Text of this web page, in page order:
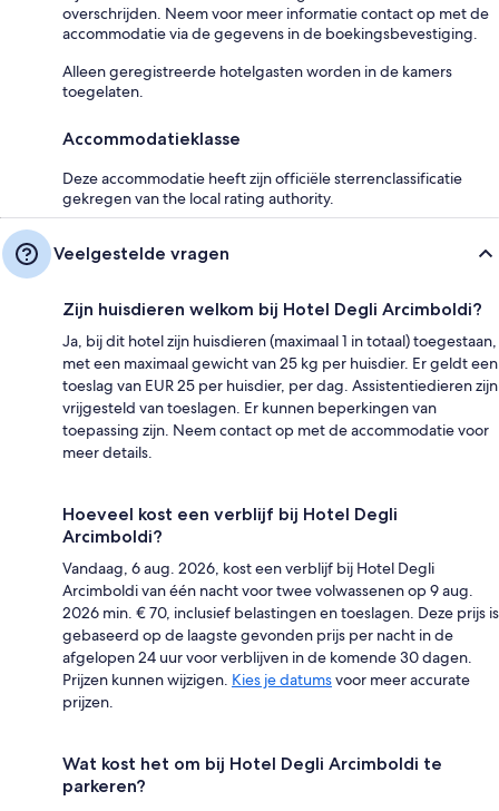
overschrijden. Neem voor meer informatie contact op met de
accommodatie via de gegevens in de boekingsbevestiging.
Alleen geregistreerde hotelgasten worden in de kamers
toegelaten.
Accommodatieklasse
Deze accommodatie heeft zijn officiële sterrenclassificatie
gekregen van the local rating authority.
Veelgestelde vragen
Zijn huisdieren welkom bij Hotel Degli Arcimboldi?
Ja, bij dit hotel zijn huisdieren (maximaal 1 in totaal) toegestaan,
met een maximaal gewicht van 25 kg per huisdier. Er geldt een
toeslag van EUR 25 per huisdier, per dag. Assistentiedieren zijn
vrijgesteld van toeslagen. Er kunnen beperkingen van
toepassing zijn. Neem contact op met de accommodatie voor
meer details.
Hoeveel kost een verblijf bij Hotel Degli
Arcimboldi?
Vandaag, 6 aug. 2026, kost een verblijf bij Hotel Degli
Arcimboldi van één nacht voor twee volwassenen op 9 aug.
2026 min. € 70, inclusief belastingen en toeslagen. Deze prijs is
gebaseerd op de laagste gevonden prijs per nacht in de
afgelopen 24 uur voor verblijven in de komende 30 dagen.
Prijzen kunnen wijzigen. Kies je datumsvoor meer accurate
prijzen.
Wat kost het om bij Hotel Degli Arcimboldi te
parkeren?